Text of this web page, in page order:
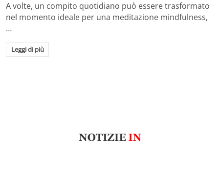
A volte, un compito quotidiano può essere trasformato
nel momento ideale per una meditazione mindfulness,
…
Leggi di più